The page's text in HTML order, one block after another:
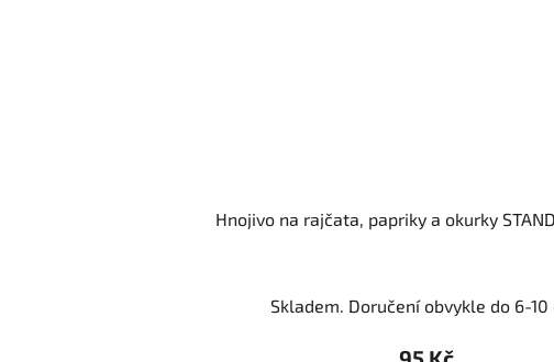
Hnojivo na rajčata, papriky a okurky
Skladem. Doručení obvykle do 6-10